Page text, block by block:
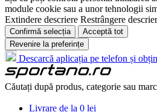
module cookie sau a unor tehnologii
Extindere descriere Restrângere
Confirmă selecția
Acceptă tot
Revenire la preferințe
Descarcă aplicația pe telefon și
Căutați după produs, categorie sau
Livrare de la 0 lei